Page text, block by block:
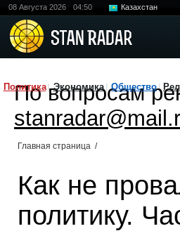
08 Августа 2026 04:50 Казахстан
Политика Экономика Общество
По вопросам
Главная страница /
Как не
политику.